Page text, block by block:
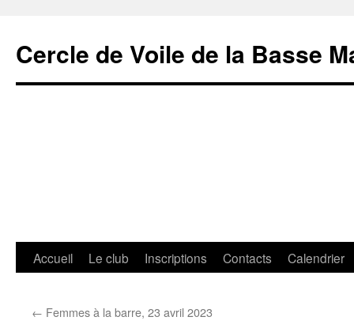
Cercle de Voile de la Basse
Aller
contenu
Accueil Le club Inscriptions Contacts Calendrier
← Femmes à la barre, 23 avril 2023